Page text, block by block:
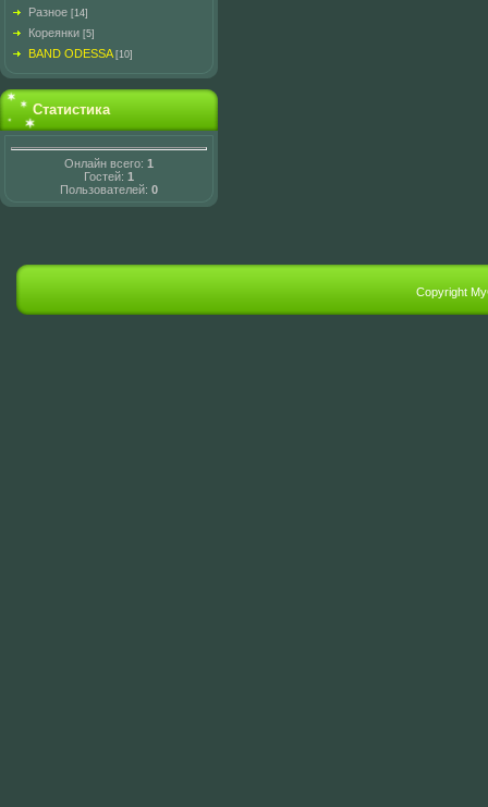
Разное [14]
Кореянки [5]
BAND ODESSA [10]
Статистика
Онлайн всего: 1
Гостей: 1
Пользователей: 0
Copyright